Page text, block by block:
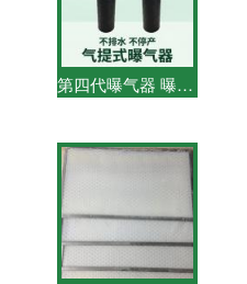
第四代曝气器 曝气器设备专利号：201730424935.7